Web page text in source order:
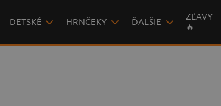
DETSKÉ HRNČEKY ĎALŠIE
ZĽAVY
🔥